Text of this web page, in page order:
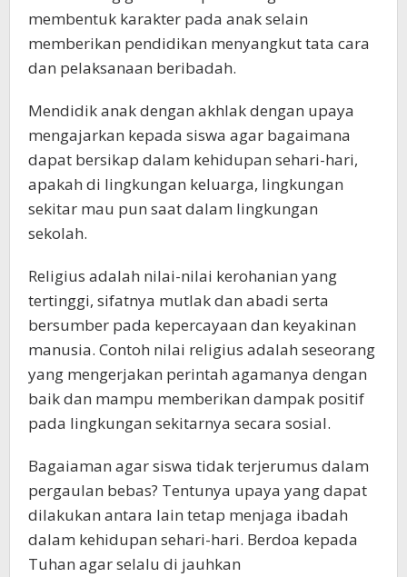
membentuk karakter pada anak selain
memberikan pendidikan menyangkut tata cara
dan pelaksanaan beribadah.
Mendidik anak dengan akhlak dengan upaya
mengajarkan kepada siswa agar bagaimana
dapat bersikap dalam kehidupan sehari-hari,
apakah di lingkungan keluarga, lingkungan
sekitar mau pun saat dalam lingkungan
sekolah.
Religius adalah nilai-nilai kerohanian yang
tertinggi, sifatnya mutlak dan abadi serta
bersumber pada kepercayaan dan keyakinan
manusia. Contoh nilai religius adalah seseorang
yang mengerjakan perintah agamanya dengan
baik dan mampu memberikan dampak positif
pada lingkungan sekitarnya secara sosial.
Bagaiaman agar siswa tidak terjerumus dalam
pergaulan bebas? Tentunya upaya yang dapat
dilakukan antara lain tetap menjaga ibadah
dalam kehidupan sehari-hari. Berdoa kepada
Tuhan agar selalu di jauhkan